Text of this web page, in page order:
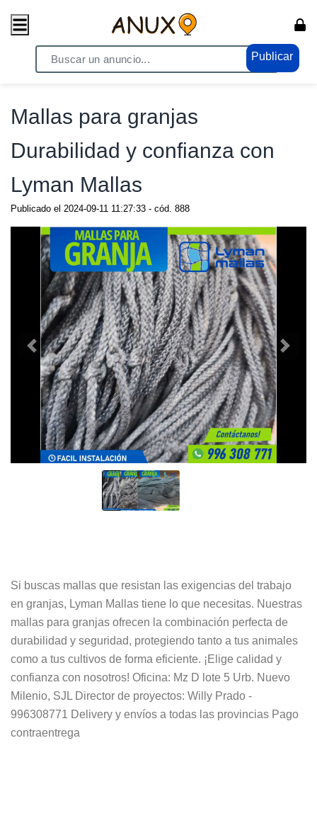
Publicar
/ Compras - Ventas / Anuncio de todo
Mallas para granjas
Durabilidad y confianza con
Lyman Mallas
Publicado el 2024-09-11 11:27:33 - cód. 888
Si buscas mallas que resistan las exigencias del trabajo
en granjas, Lyman Mallas tiene lo que necesitas. Nuestras
mallas para granjas ofrecen la combinación perfecta de
durabilidad y seguridad, protegiendo tanto a tus animales
como a tus cultivos de forma eficiente. ¡Elige calidad y
confianza con nosotros! Oficina: Mz D lote 5 Urb. Nuevo
Milenio, SJL Director de proyectos: Willy Prado -
996308771 Delivery y envíos a todas las provincias Pago
contraentrega